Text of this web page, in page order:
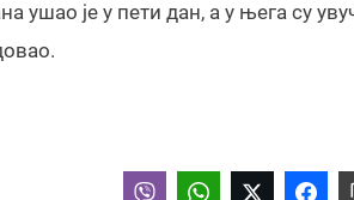
ушао је у пети дан, а у њега су